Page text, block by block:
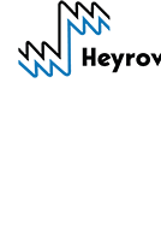
hlavnímu